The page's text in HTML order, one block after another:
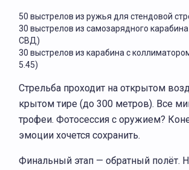
50 выстрелов из ружья для стендовой
30 выстрелов из самозарядного
СВД)
30 выстрелов из карабина с
5.45)
Стрельба проходит на открытом
крытом тире (до 300 метров). Все
трофеи. Фотосессия с оружием?
эмоции хочется сохранить.
Финальный этап — обратный полёт.